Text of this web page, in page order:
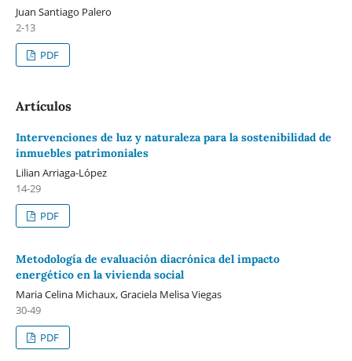
Juan Santiago Palero
2-13
PDF
Artículos
Intervenciones de luz y naturaleza para la sostenibilidad de
inmuebles patrimoniales
Lilian Arriaga-López
14-29
PDF
Metodología de evaluación diacrónica del impacto
energético en la vivienda social
Maria Celina Michaux, Graciela Melisa Viegas
30-49
PDF